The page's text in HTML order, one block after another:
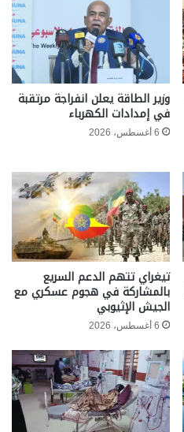
وزير الطاقة يعلن انفراجة مرتقبة
في إمدادات الكهرباء
6 أغسطس، 2026
تيغراي تتهم الدعم السريع
بالمشاركة في هجوم عسكري مع
الجيش الإثيوبي
6 أغسطس، 2026